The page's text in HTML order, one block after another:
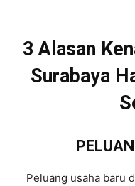
3 Alasan
Surabaya
Peluang usaha baru